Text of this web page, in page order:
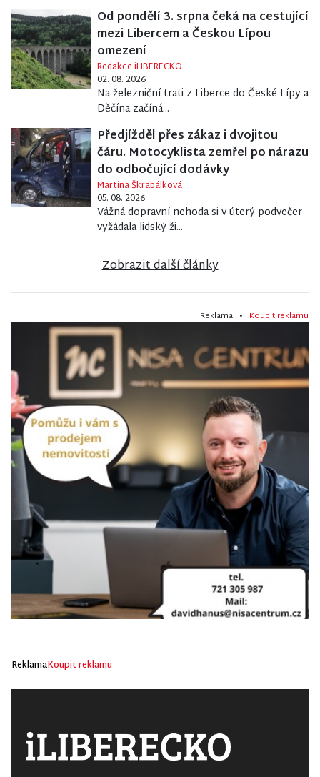
Od pondělí 3. srpna čeká na cestující
mezi Libercem a Českou Lípou
omezení
Redakce iLIBERECKO
02. 08. 2026
Na železniční trati z Liberce do České Lípy a
Děčína začíná...
Předjížděl přes zákaz i dvojitou
čáru. Motocyklista zemřel po nárazu
do odbočující dodávky
Martina Škrabálková
05. 08. 2026
Vážná dopravní nehoda si v úterý podvečer
vyžádala lidský ži...
Zobrazit další články
Reklama • Koupit reklamu
ReklamaKoupit reklamu